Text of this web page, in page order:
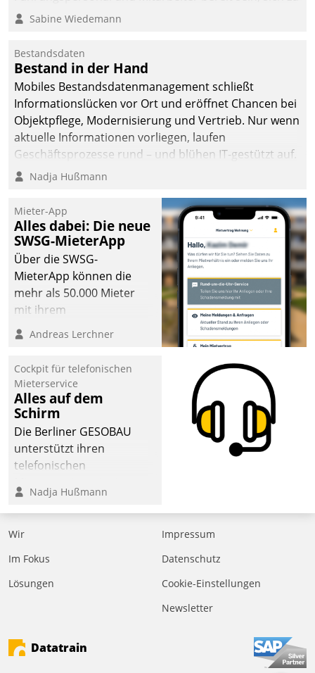
verändern und anzupassen, sonst werden sie an ihr
Sabine Wiedemann
Bestandsdaten
Bestand in der Hand
Mobiles Bestandsdatenmanagement schließt
Informationslücken vor Ort und eröffnet Chancen bei
Objektpflege, Modernisierung und Vertrieb. Nur wenn
aktuelle Informationen vorliegen, laufen
Geschäftsprozesse rund – und blühen IT-gestützt auf.
Nadja Hußmann
Mieter-App
Alles dabei: Die neue
SWSG-MieterApp
Über die SWSG-
MieterApp können die
mehr als 50.000 Mieter
mit ihrem
Wohnungsunternehmen
kommunizieren, auf dem
einsehen und ändern
oder
Schadensmeldungen
abgeben – rund um die
Uhr.
Andreas Lerchner
Cockpit für telefonischen
Mieterservice
Alles auf dem
Schirm
Die Berliner GESOBAU
unterstützt ihren
telefonischen
digitalen Cockpit, das
situationsbezogen
passende Fragen und
Eine intuitive
Dialogführung ermöglicht
effizienter zu bearbeiten.
Nadja Hußmann
Wir
Im Fokus
Lösungen
Impressum
Datenschutz
Cookie-Einstellungen
Newsletter
Datatrain